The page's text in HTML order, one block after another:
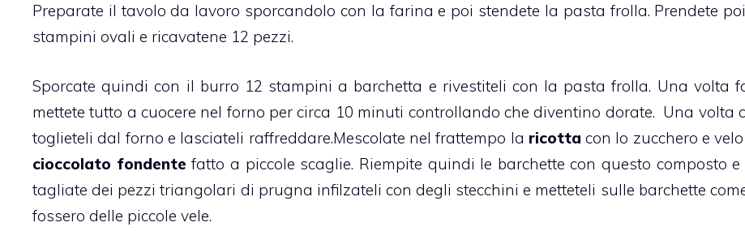
Preparate il tavolo da lavoro sporcandolo con la farina e poi stendete la pasta frolla. Prendete
stampini ovali e ricavatene 12 pezzi.
Sporcate quindi con il burro 12 stampini a barchetta e rivestiteli con la pasta frolla. Una volta
mettete tutto a cuocere nel forno per circa 10 minuti controllando che diventino dorate. Una volta
toglieteli dal forno e lasciateli raffreddare.Mescolate nel frattempo la ricotta con lo zucchero e
cioccolato fondente fatto a piccole scaglie. Riempite quindi le barchette con questo composto e
tagliate dei pezzi triangolari di prugna infilzateli con degli stecchini e metteteli sulle barchette
fossero delle piccole vele.